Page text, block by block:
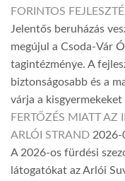
FORINTOS
Jelentős beruházás
megújul a Csoda-Vár
tagintézménye. A
biztonságosabb és a
várja a
FERTŐZÉS MIATT AZ
ARLÓI STRAND 2026-
A 2026-os fürdési
látogatókat az Arlói